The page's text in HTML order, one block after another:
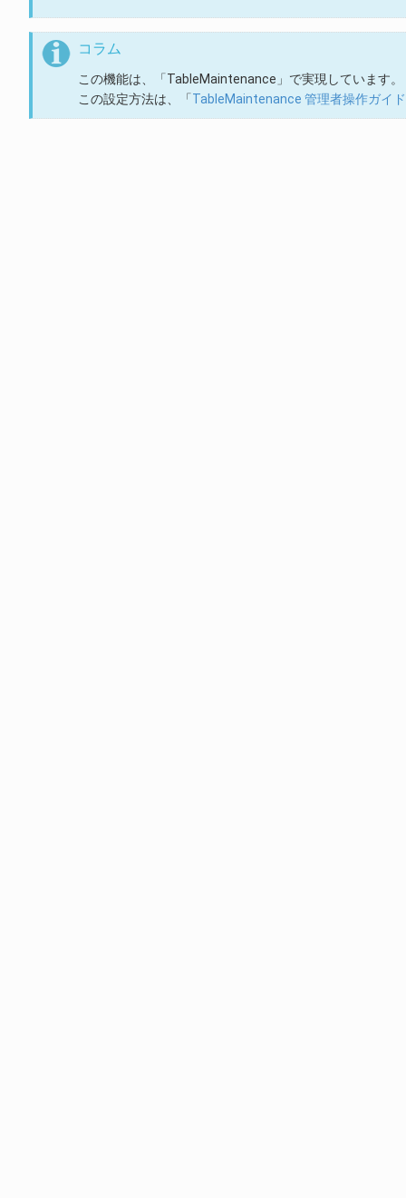
コラム
この機能は、「TableMaintenance」で実現しています。
この設定方法は、「TableMaintenance 管理者操作ガイド